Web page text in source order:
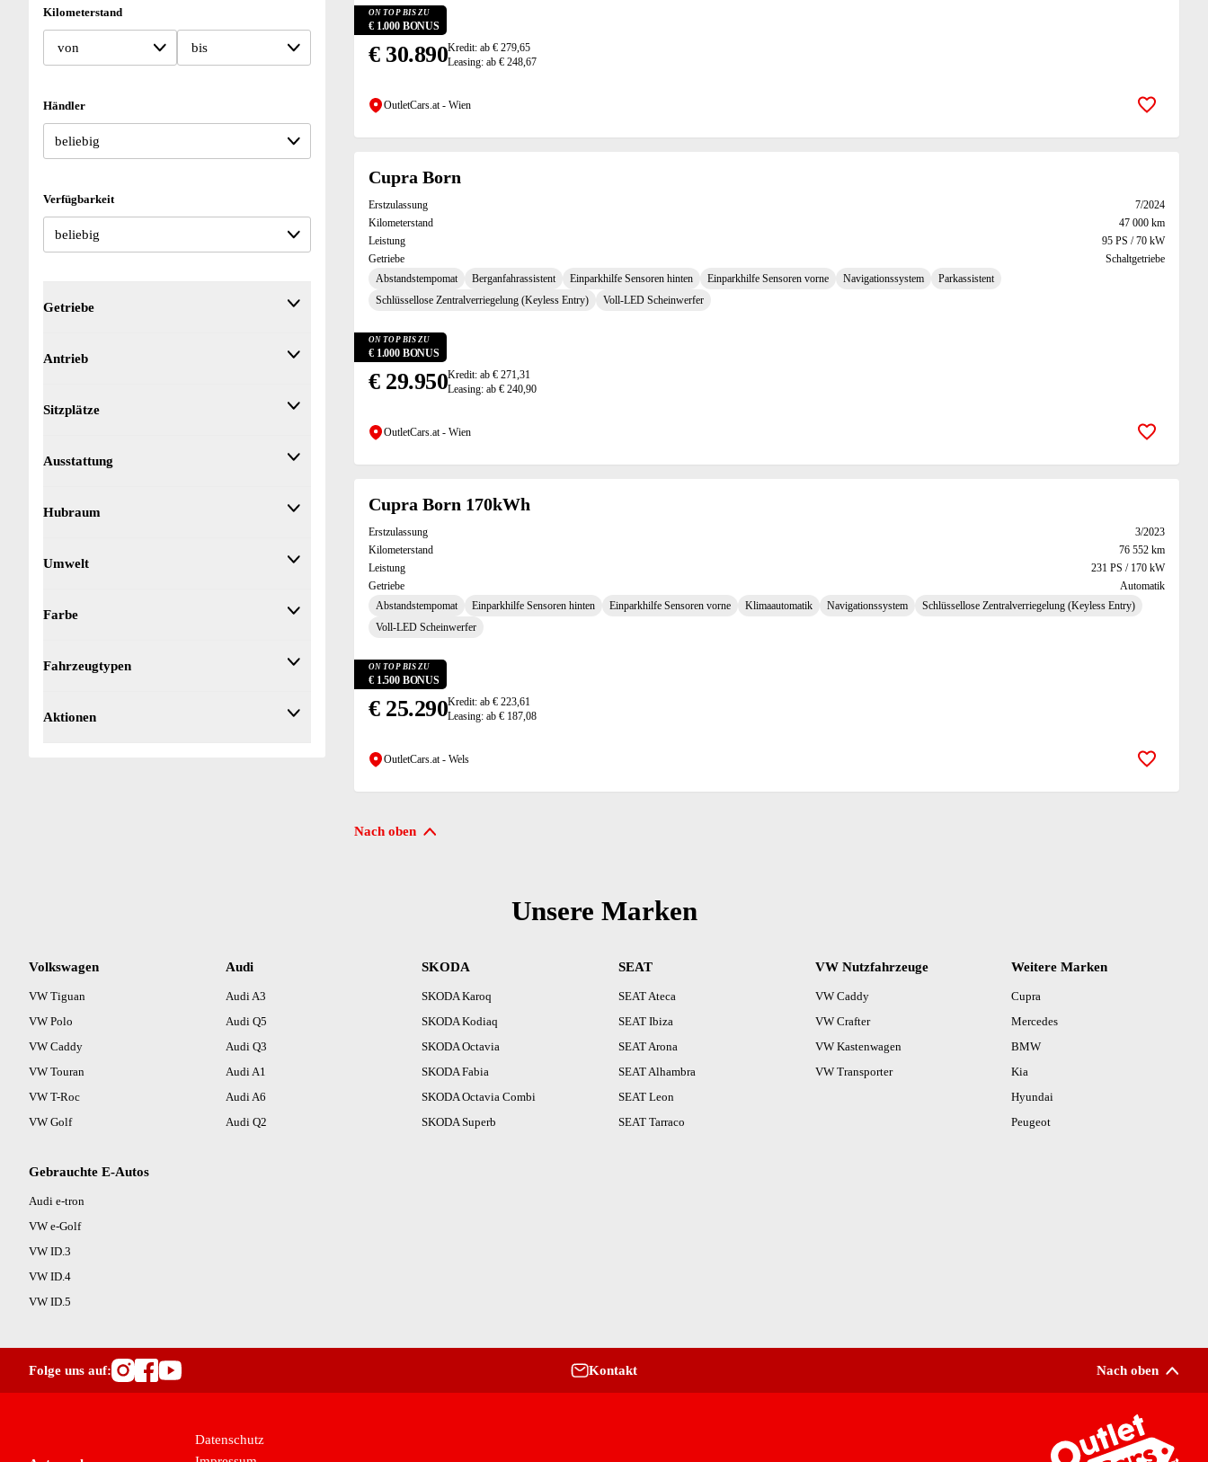
Kilometerstand
von bis
Händler
Verfügbarkeit
Getriebe
Antrieb
Sitzplätze
Ausstattung
ABS (4)
Abstandswarner (4)
Allwetterreifen (1)
Android Auto (4)
Elektrische Fensterheber vorne (4)
Elektrische Seitenspiegel (4)
Elektrisches Bremssystem (EBS) (1)
ESP (4)
Geschwindigkeitsbegrenzer (4)
Höhenverstellbarer Fahrersitz (4)
Leichtmetall-Felgen (4)
Lichtsensor (Abblendassistent) (4)
Hubraum
Umwelt
Farbe
Fahrzeugtypen
Aktionen
ON TOP BIS ZU
€ 1.000 BONUS
€ 30.890Kredit: ab € 279,65
Leasing: ab € 248,67
OutletCars.at - Wien Zur
Cupra Born
Erstzulassung
7/2024
Kilometerstand
47 000 km
Leistung
95 PS / 70 kW
Getriebe
Schaltgetriebe
Abstandstempomat
Berganfahrassistent Einparkhilfe Sensoren hinten Einparkhilfe Sensoren vorne Navigationssystem
Parkassistent
Schlüssellose Zentralverriegelung (Keyless Entry)
Voll-LED Scheinwerfer
ON TOP BIS ZU
€ 1.000 BONUS
€ 29.950Kredit: ab € 271,31
Leasing: ab € 240,90
OutletCars.at - Wien Zur
Cupra Born 170kWh
Erstzulassung
3/2023
Kilometerstand
76 552 km
Leistung
231 PS / 170 kW
Getriebe
Automatik
Abstandstempomat
Einparkhilfe Sensoren hinten Einparkhilfe Sensoren vorne Klimaautomatik Navigationssystem
Schlüssellose Zentralverriegelung (Keyless Entry)
Voll-LED Scheinwerfer
ON TOP BIS ZU
€ 1.500 BONUS
€ 25.290Kredit: ab € 223,61
Leasing: ab € 187,08
OutletCars.at - Wels Zur
Nach oben
Unsere Marken
Volkswagen
VW Tiguan
VW Polo
VW Caddy
VW Touran
VW T-Roc
VW Golf
Audi
Audi A3
Audi Q5
Audi Q3
Audi A1
Audi A6
Audi Q2
SKODA
SKODA Karoq
SKODA Kodiaq
SKODA Octavia
SKODA Fabia
SKODA Octavia Combi
SKODA Superb
SEAT
SEAT Ateca
SEAT Ibiza
SEAT Arona
SEAT Alhambra
SEAT Leon
SEAT Tarraco
VW Nutzfahrzeuge
VW Caddy
VW Crafter
VW Kastenwagen
VW Transporter
Weitere Marken
Cupra
Mercedes
BMW
Kia
Hyundai
Peugeot
Gebrauchte E-Autos
Audi e-tron
VW e-Golf
VW ID.3
VW ID.4
VW ID.5
Folge uns auf:
Besuche OutletCars.at auf Instagram
Besuche OutletCars.at auf Facebook
Besuche OutletCars.at auf YouTube
Kontakt Nach oben
Datenschutz
Zur Startseite